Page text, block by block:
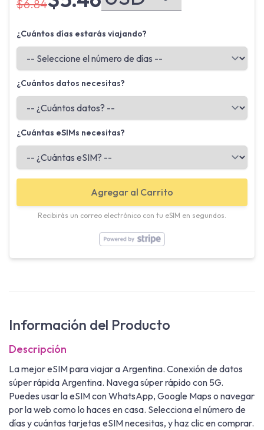
$6.84
¿Cuántos días estarás viajando?
¿Cuántos datos necesitas?
¿Cuántas eSIMs necesitas?
Agregar al Carrito
Recibirás un correo electrónico con tu eSIM en segundos.
Información del Producto
Descripción
La mejor eSIM para viajar a Argentina. Conexión de datos
súper rápida Argentina. Navega súper rápido con 5G.
Puedes usar la eSIM con WhatsApp, Google Maps o navegar
por la web como lo haces en casa. Selecciona el número de
días y cuántas tarjetas eSIM necesitas, y haz clic en comprar.